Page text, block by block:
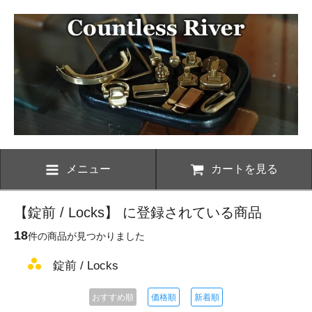
メニュー カートを見る
【錠前 / Locks】 に登録されている商品
18件の商品が見つかりました
錠前 / Locks
おすすめ順 価格順 新着順